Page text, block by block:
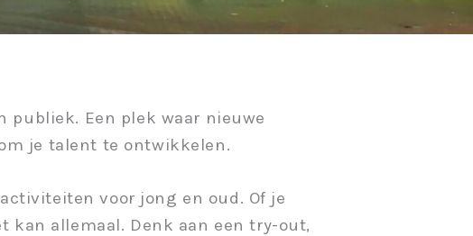
Een plek waar nieuwe
je talent te ontwikkelen.
voor jong en oud. Of je
allemaal. Denk aan een try-out,